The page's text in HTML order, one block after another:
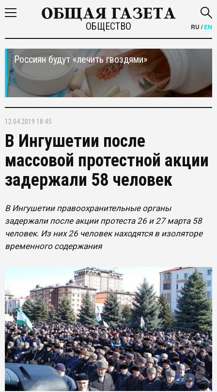
ОБЩЕСТВО RU /EN
Россиян будут «лечить гвоздями»
12.04.2019 18:45
В Ингушетии после
массовой протестной акции
задержали 58 человек
В Ингушетии правоохранительные органы
задержали после акции протеста 26 и 27 марта 58
человек. Из них 26 человек находятся в изоляторе
временного содержания